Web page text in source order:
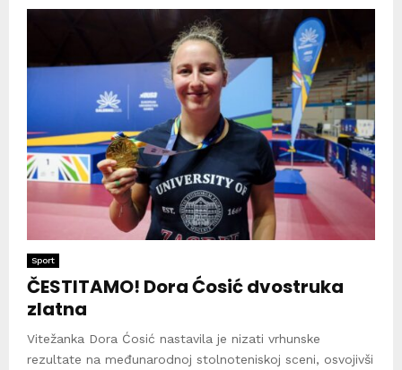
Sport
ČESTITAMO! Dora Ćosić dvostruka
zlatna
Vitežanka Dora Ćosić nastavila je nizati vrhunske
rezultate na međunarodnoj stolnoteniskoj sceni, osvojivši